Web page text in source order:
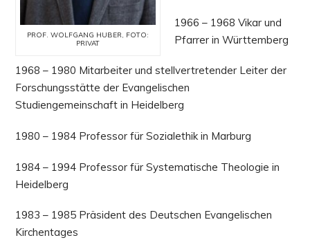
PROF. WOLFGANG HUBER, FOTO:
PRIVAT
1966 – 1968 Vikar und
Pfarrer in Württemberg
1968 – 1980 Mitarbeiter und stellvertretender Leiter der
Forschungsstätte der Evangelischen
Studiengemeinschaft in Heidelberg
1980 – 1984 Professor für Sozialethik in Marburg
1984 – 1994 Professor für Systematische Theologie in
Heidelberg
1983 – 1985 Präsident des Deutschen Evangelischen
Kirchentages